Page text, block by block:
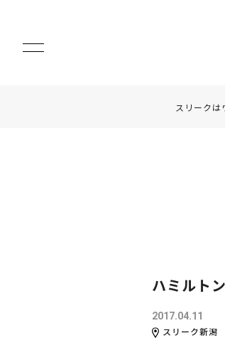
スリーク
ハミルト
2017.04.11
スリーク新潟